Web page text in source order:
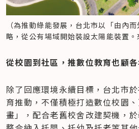
（為推動綠能發展，台北市以「由內
略，從公有場域開始裝設太陽能裝置。
從校園到社區，推數位教育也顧
除了回應環境永續目標，台北市
育推動，不僅積極打造數位校園
畫」，配合老舊校舍改建契機，